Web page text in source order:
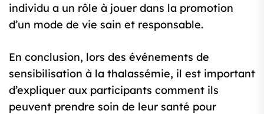
individu a un rôle à jouer dans la promotion
d’un mode de vie sain et responsable.
En conclusion, lors des événements de
sensibilisation à la thalassémie, il est important
d’expliquer aux participants comment ils
peuvent prendre soin de leur santé pour